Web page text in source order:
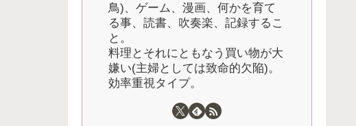
鳥)、ゲーム、漫画、何かを育て
る事、読書、吹奏楽、記録するこ
と。
料理とそれにともなう買い物が大
嫌い(主婦としては致命的欠陥)。
効率重視タイプ。